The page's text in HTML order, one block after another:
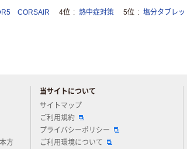
CORSAIR 4位 熱中症対策 5位 塩分タブレッ
方
当サイトについて
サイトマップ
ご利用規約
プライバシーポリシー
ご利用環境について